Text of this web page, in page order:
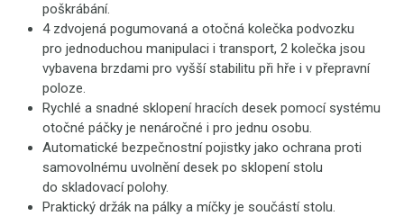
poškrábání.
4 zdvojená pogumovaná a otočná kolečka podvozku
pro jednoduchou manipulaci i transport, 2 kolečka jsou
vybavena brzdami pro vyšší stabilitu při hře i v přepravní
poloze.
Rychlé a snadné sklopení hracích desek pomocí systému
otočné páčky je nenáročné i pro jednu osobu.
Automatické bezpečnostní pojistky jako ochrana proti
samovolnému uvolnění desek po sklopení stolu
do skladovací polohy.
Praktický držák na pálky a míčky je součástí stolu.